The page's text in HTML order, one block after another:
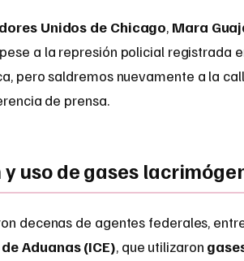
Unidos de Chicago, Mara
a la represión policial registrada
pero saldremos nuevamente a la
de prensa.
uso de gases
decenas de agentes federales,
Aduanas (ICE), que utilizaron